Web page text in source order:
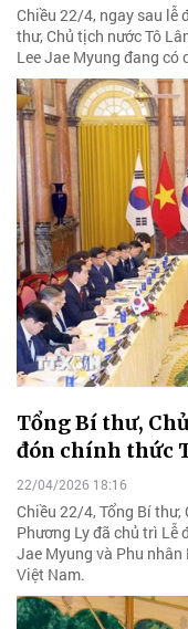
Chiều 22/4, ngay sau lễ
thư, Chủ tịch nước Tô
Lee Jae Myung đang
Tổng Bí thư,
đón chính thức
22/04/2026 18:16
Chiều 22/4, Tổng Bí thư,
Phương Ly đã chủ trì Lễ
Jae Myung và Phu
Việt Nam.